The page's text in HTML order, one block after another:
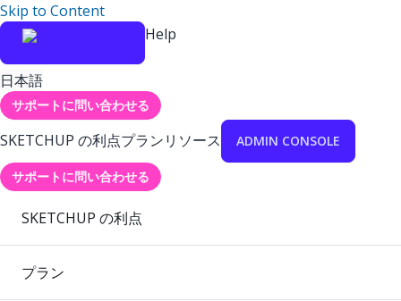
Skip to Content
Help
日本語
サポートに問い合わせる
SKETCHUP の利点プランリソース ADMIN CONSOLE
サポートに問い合わせる
SKETCHUP の利点
プラン